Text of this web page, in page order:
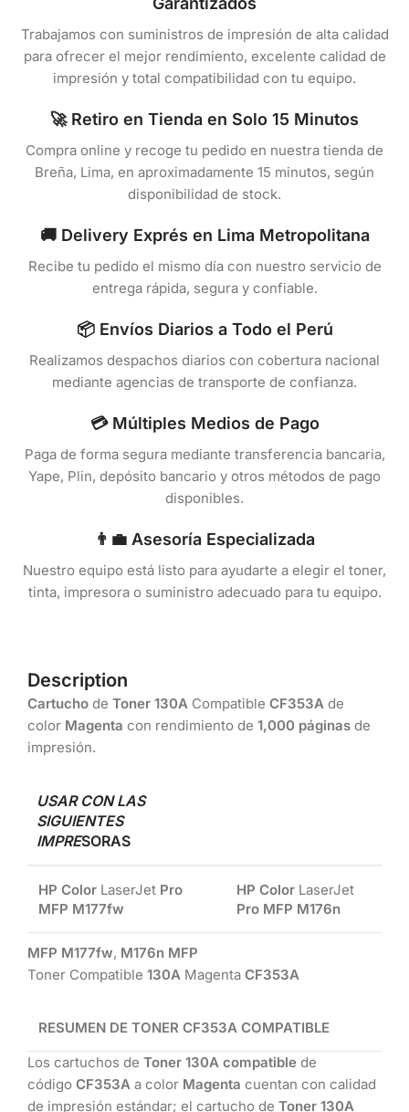
Trabajamos con suministros de impresión de alta calidad
para ofrecer el mejor rendimiento, excelente calidad de
impresión y total compatibilidad con tu equipo.
🚀 Retiro en Tienda en Solo 15 Minutos
Compra online y recoge tu pedido en nuestra tienda de
Breña, Lima, en aproximadamente 15 minutos, según
disponibilidad de stock.
🚚 Delivery Exprés en Lima Metropolitana
Recibe tu pedido el mismo día con nuestro servicio de
entrega rápida, segura y confiable.
📦 Envíos Diarios a Todo el Perú
Realizamos despachos diarios con cobertura nacional
mediante agencias de transporte de confianza.
💳 Múltiples Medios de Pago
Paga de forma segura mediante transferencia bancaria,
Yape, Plin, depósito bancario y otros métodos de pago
disponibles.
👨‍💼 Asesoría Especializada
Nuestro equipo está listo para ayudarte a elegir el toner,
tinta, impresora o suministro adecuado para tu equipo.
Description
Cartucho de Toner 130A Compatible CF353A de
color Magenta con rendimiento de 1,000 páginas de
impresión.
USAR CON LAS
SIGUIENTES
IMPRESORAS
HP Color LaserJet Pro
MFP M177fw
HP Color LaserJet
Pro MFP M176n
MFP M177fw, M176n MFP
Toner Compatible 130A Magenta CF353A
RESUMEN DE TONER CF353A COMPATIBLE
Los cartuchos de Toner 130A compatible de
código CF353A a color Magenta cuentan con calidad
de impresión estándar; el cartucho de Toner 130A